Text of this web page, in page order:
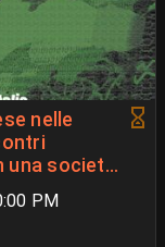
nelle
una società
PM